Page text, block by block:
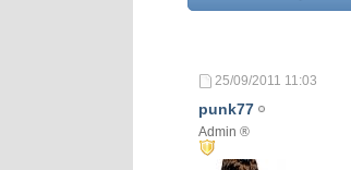
25/09/2011 11:03
punk77
Admin ®